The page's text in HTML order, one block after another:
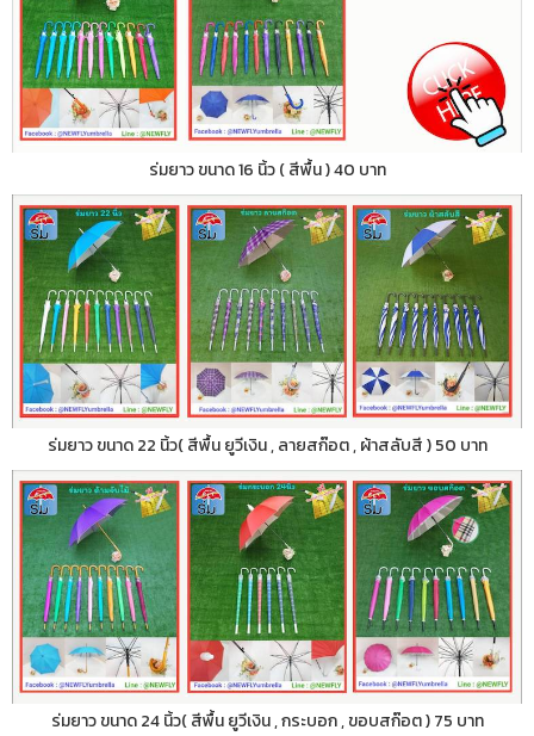
ร่มยาว ขนาด 16 นิ้ว ( สีพื้น ) 40 บาท
ร่มยาว ขนาด 22 นิ้ว( สีพื้น ยูวีเงิน , ลายสก๊อต , ผ้าสลับสี ) 50 บาท
ร่มยาว ขนาด 24 นิ้ว( สีพื้น ยูวีเงิน , กระบอก , ขอบสก๊อต ) 75 บาท